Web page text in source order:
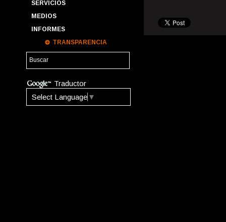
SERVICIOS
MEDIOS
INFORMES
TRANSPARENCIA
Traductor
Select Language ▼